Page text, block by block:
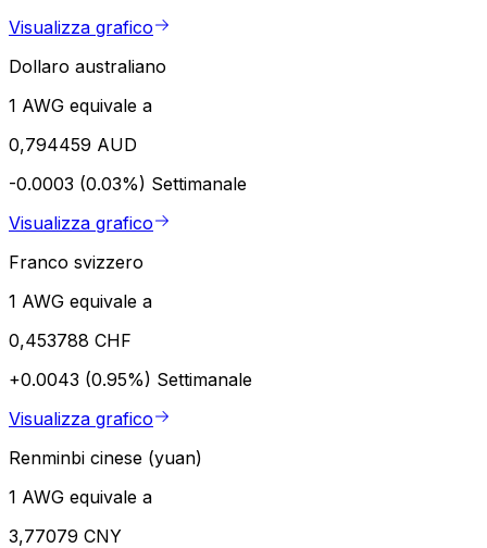
Visualizza grafico
Dollaro australiano
1 AWG equivale a
0,794459 AUD
-0.0003 (0.03%) Settimanale
Visualizza grafico
Franco svizzero
1 AWG equivale a
0,453788 CHF
+0.0043 (0.95%) Settimanale
Visualizza grafico
Renminbi cinese (yuan)
1 AWG equivale a
3,77079 CNY